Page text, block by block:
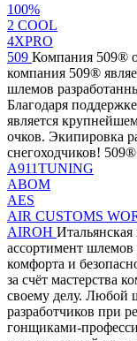
100%
2 СOOL
4XPRO
509 Компания 509®
компания 509®
шлемов
Благодаря
является
очков. Экипировка
снегоходчиков!
A911TUNING
ABOM
AES
AIR CUSTOMS
AIROH
ассортимент шлемов
комфорта и
за счёт мастерства
своему делу. Любой
разработчиков при
гонщиками-